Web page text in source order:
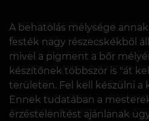
A behatolás mélysége
festék nagy részecskékből
mivel a pigment a bőr
készítőnek többször is "át
területen. Fel kell készülni a
Ennek tudatában a
érzéstelenítést ajánlanak